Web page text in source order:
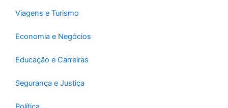
Viagens e Turismo
Economia e Negócios
Educação e Carreiras
Segurança e Justiça